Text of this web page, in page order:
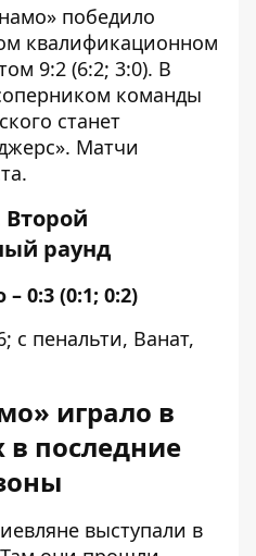
победило
квалификационном
9:2 (6:2; 3:0). В
команды
станет
Матчи
раунд
0:3 (0:1; 0:2)
с пенальти, Ванат,
играло в
в последние
выступали в